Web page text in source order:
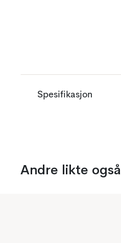
Spesifikasjon
Andre likte også